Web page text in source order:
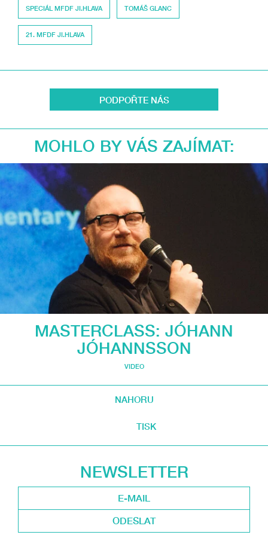
SPECIÁL MFDF JI.HLAVA TOMÁŠ GLANC
21. MFDF JI.HLAVA
PODPOŘTE NÁS
MOHLO BY VÁS ZAJÍMAT:
MASTERCLASS: JÓHANN
JÓHANNSSON
VIDEO
NAHORU
TISK
NEWSLETTER
ODESLAT